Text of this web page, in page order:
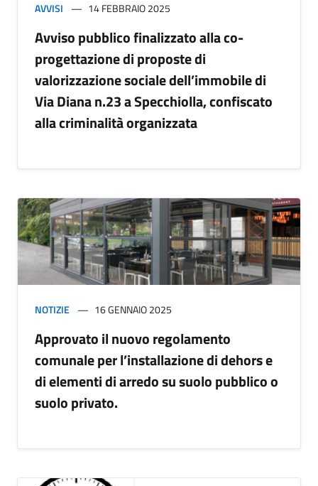
AVVISI 14 FEBBRAIO 2025
Avviso pubblico finalizzato alla co-
progettazione di proposte di
valorizzazione sociale dell’immobile di
Via Diana n.23 a Specchiolla, confiscato
alla criminalità organizzata
NOTIZIE 16 GENNAIO 2025
Approvato il nuovo regolamento
comunale per l’installazione di dehors e
di elementi di arredo su suolo pubblico o
suolo privato.